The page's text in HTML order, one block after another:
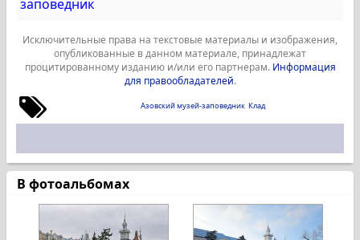
заповедник
Исключительные права на текстовые материалы и изображения,
опубликованные в данном материале, принадлежат
процитированному изданию и/или его партнерам. Информация
для правообладателей.
Азовский музей-заповедник Клад
В фотоальбомах